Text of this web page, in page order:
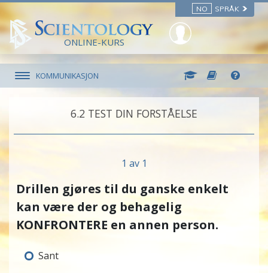
NO SPRÅK
ONLINE-KURS
KOMMUNIKASJON
6.‎2 TEST DIN FORSTÅELSE
1 av 1
Drillen gjøres til du ganske enkelt
kan være der og behagelig
KONFRONTERE en annen person.
Sant